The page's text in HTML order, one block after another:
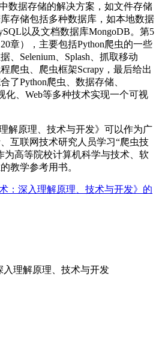
数据存储的解决方案，如文件存储
存储包括多种数据库，如本地数据
以及文档数据库MongoDB。第5
章），主要包括Python爬虫的一些
、Selenium、Splash、抓取移动
爬虫、爬虫框架Scrapy，最后给出
了Python爬虫、数据存储、
化、Web等多种技术实现一个可视
解原理、技术与开发》可以作为广
互联网技术研究人员学习“爬虫技
为高等院校计算机科学与技术、软
教学参考用书。
：深入理解原理、技术与开发》的
入理解原理、技术与开发